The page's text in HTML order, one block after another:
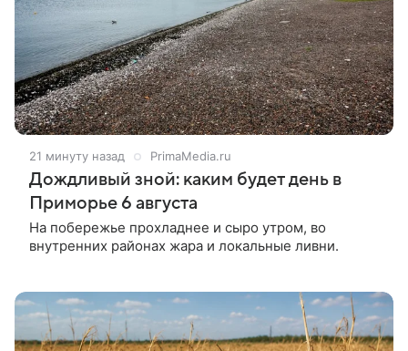
21 минуту назад PrimaMedia.ru
Дождливый зной: каким будет день в
Приморье 6 августа
На побережье прохладнее и сыро утром, во
внутренних районах жара и локальные ливни.